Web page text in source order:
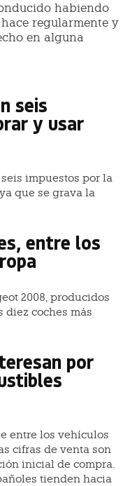
habiendo
regularmente y
en alguna
seis
y usar
impuestos por la
que se grava la
entre los
2008, producidos
diez coches más
por
entre los vehículos
cifras de venta son
inicial de compra.
tienden hacia